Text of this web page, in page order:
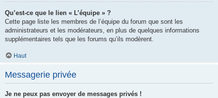
Qu’est-ce que le lien « L’équipe » ?
Cette page liste les membres de l’équipe du forum que sont les
administrateurs et les modérateurs, en plus de quelques informations
supplémentaires tels que les forums qu’ils modèrent.
Haut
Messagerie privée
Je ne peux pas envoyer de messages privés !